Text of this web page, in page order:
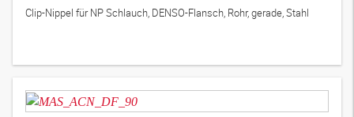
Clip-Nippel für NP Schlauch, DENSO-Flansch, Rohr, gerade, Stahl